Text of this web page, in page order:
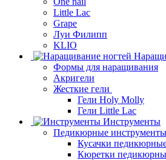
Little Lac
Grape
Луи Филипп
KLIO
Формы для наращивания
Акригели
Жесткие гели
Гели Holy Molly
Гели Little Lac
Инструменты
Педикюрные инструменты
Кусачки
Кюретки